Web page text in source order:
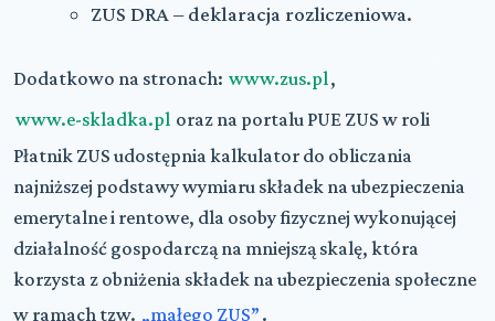
ZUS DRA – deklaracja rozliczeniowa.
Dodatkowo na stronach: www.zus.pl ,
www.e-skladka.pl oraz na portalu PUE ZUS w roli
Płatnik ZUS udostępnia kalkulator do obliczania
najniższej podstawy wymiaru składek na ubezpieczenia
emerytalne i rentowe, dla osoby fizycznej wykonującej
działalność gospodarczą na mniejszą skalę, która
korzysta z obniżenia składek na ubezpieczenia społeczne
w ramach tzw. „małego ZUS” .